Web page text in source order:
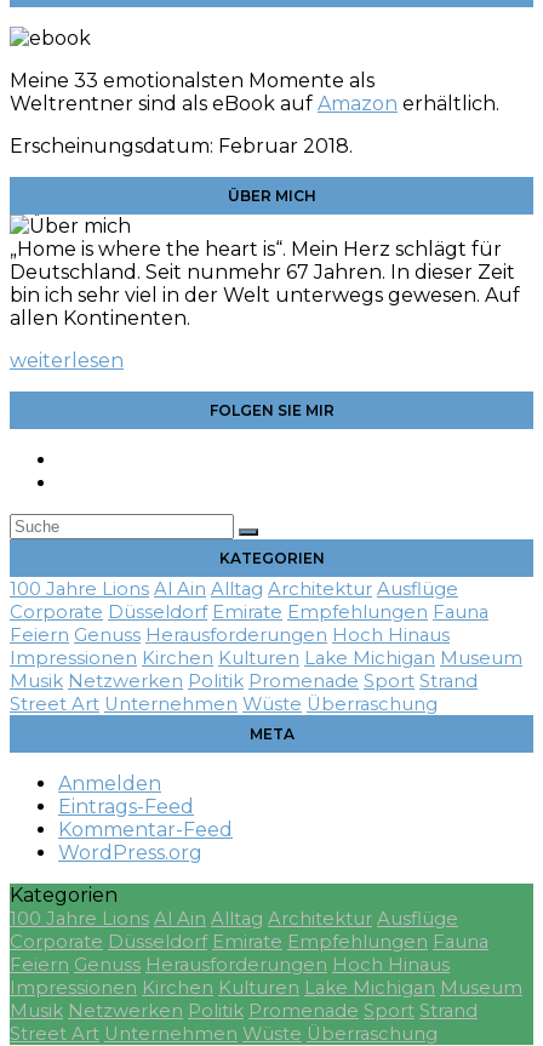
Meine 33 emotionalsten Momente als
Weltrentner sind als eBook auf Amazon erhältlich.
Erscheinungsdatum: Februar 2018.
ÜBER MICH
„Home is where the heart is“. Mein Herz schlägt für
Deutschland. Seit nunmehr 67 Jahren. In dieser Zeit
bin ich sehr viel in der Welt unterwegs gewesen. Auf
allen Kontinenten.
weiterlesen
FOLGEN SIE MIR
Suche
Submit
KATEGORIEN
100 Jahre Lions Al Ain Alltag Architektur Ausflüge
Corporate Düsseldorf Emirate Empfehlungen Fauna
Feiern Genuss Herausforderungen Hoch Hinaus
Impressionen Kirchen Kulturen Lake Michigan Museum
Musik Netzwerken Politik Promenade Sport Strand
Street Art Unternehmen Wüste Überraschung
META
Anmelden
Eintrags-Feed
Kommentar-Feed
WordPress.org
Kategorien
100 Jahre Lions Al Ain Alltag Architektur Ausflüge
Corporate Düsseldorf Emirate Empfehlungen Fauna
Feiern Genuss Herausforderungen Hoch Hinaus
Impressionen Kirchen Kulturen Lake Michigan Museum
Musik Netzwerken Politik Promenade Sport Strand
Street Art Unternehmen Wüste Überraschung